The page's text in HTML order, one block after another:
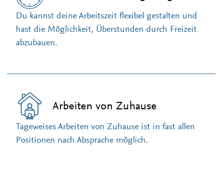
Du kannst deine Arbeitszeit flexibel gestalten und
hast die Möglichkeit, Überstunden durch Freizeit
abzubauen.
Arbeiten von Zuhause
Tageweises Arbeiten von Zuhause ist in fast allen
Positionen nach Absprache möglich.